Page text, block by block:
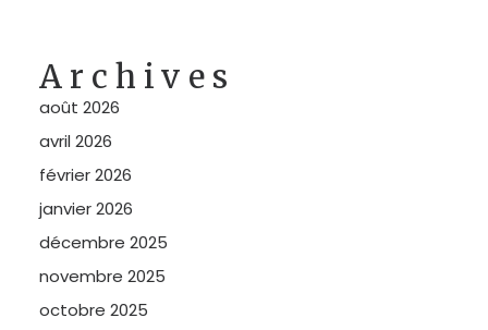
Archives
août 2026
avril 2026
février 2026
janvier 2026
décembre 2025
novembre 2025
octobre 2025